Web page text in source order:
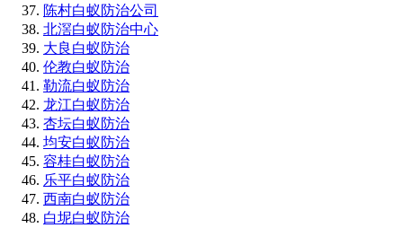
陈村白蚁防治公司
北滘白蚁防治中心
大良白蚁防治
伦教白蚁防治
勒流白蚁防治
龙江白蚁防治
杏坛白蚁防治
均安白蚁防治
容桂白蚁防治
乐平白蚁防治
西南白蚁防治
白坭白蚁防治